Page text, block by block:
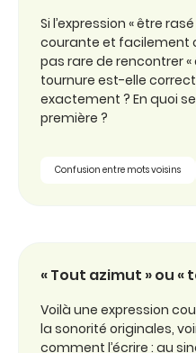
Si l’expression « être
courante et facilement
pas rare de rencontrer
tournure est-elle
exactement ? En quoi
première ?
Confusion entre mots voisins
« Tout azimut » ou «
Voilà une expression
la sonorité originales,
comment l’écrire : au